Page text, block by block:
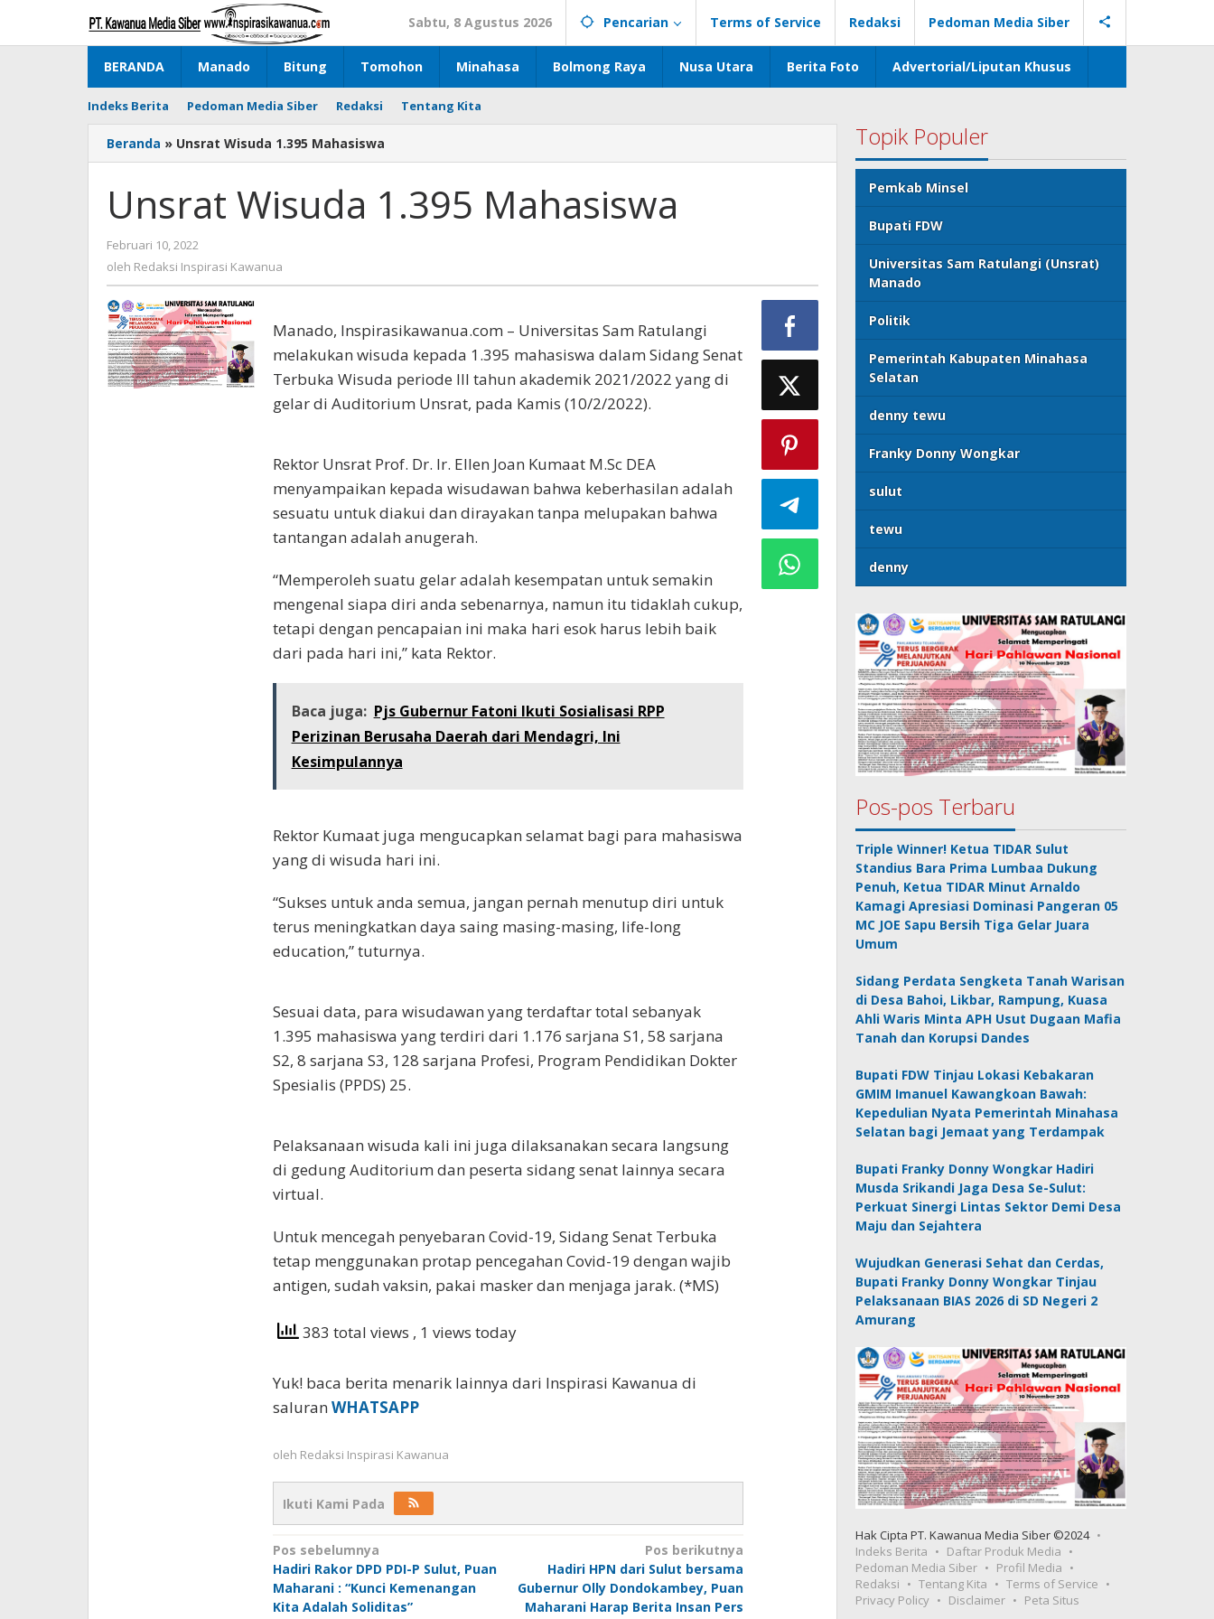
konten
Sabtu, 8 Agustus 2026 Pencarian Terms of Service Redaksi Pedoman Media Siber
BERANDA Manado Bitung Tomohon Minahasa Bolmong Raya Nusa Utara Berita Foto Advertorial/Liputan Khusus
Indeks Berita Pedoman Media Siber Redaksi Tentang Kita
Beranda » Unsrat Wisuda 1.395 Mahasiswa
Unsrat Wisuda 1.395 Mahasiswa
Februari 10, 2022
Redaksi
oleh Redaksi Inspirasi Kawanua
Manado, Inspirasikawanua.com – Universitas Sam Ratulangi
melakukan wisuda kepada 1.395 mahasiswa dalam Sidang Senat
Terbuka Wisuda periode III tahun akademik 2021/2022 yang di
gelar di Auditorium Unsrat, pada Kamis (10/2/2022).
Rektor Unsrat Prof. Dr. Ir. Ellen Joan Kumaat M.Sc DEA
menyampaikan kepada wisudawan bahwa keberhasilan adalah
sesuatu untuk diakui dan dirayakan tanpa melupakan bahwa
tantangan adalah anugerah.
“Memperoleh suatu gelar adalah kesempatan untuk semakin
mengenal siapa diri anda sebenarnya, namun itu tidaklah cukup,
tetapi dengan pencapaian ini maka hari esok harus lebih baik
dari pada hari ini,” kata Rektor.
Baca juga: Pjs Gubernur Fatoni Ikuti Sosialisasi RPP
Perizinan Berusaha Daerah dari Mendagri, Ini
Kesimpulannya
Rektor Kumaat juga mengucapkan selamat bagi para mahasiswa
yang di wisuda hari ini.
“Sukses untuk anda semua, jangan pernah menutup diri untuk
terus meningkatkan daya saing masing-masing, life-long
education,” tuturnya.
Sesuai data, para wisudawan yang terdaftar total sebanyak
1.395 mahasiswa yang terdiri dari 1.176 sarjana S1, 58 sarjana
S2, 8 sarjana S3, 128 sarjana Profesi, Program Pendidikan Dokter
Spesialis (PPDS) 25.
Pelaksanaan wisuda kali ini juga dilaksanakan secara langsung
di gedung Auditorium dan peserta sidang senat lainnya secara
virtual.
Untuk mencegah penyebaran Covid-19, Sidang Senat Terbuka
tetap menggunakan protap pencegahan Covid-19 dengan wajib
antigen, sudah vaksin, pakai masker dan menjaga jarak. (*MS)
383 total views , 1 views today
Yuk! baca berita menarik lainnya dari Inspirasi Kawanua di
saluran WHATSAPP
oleh Redaksi Inspirasi Kawanua
Ikuti Kami Pada
Navigasi
pos
Pos sebelumnya
Hadiri Rakor DPD PDI-P Sulut, Puan
Maharani : “Kunci Kemenangan
Kita Adalah Soliditas”
Pos berikutnya
Hadiri HPN dari Sulut bersama
Gubernur Olly Dondokambey, Puan
Maharani Harap Berita Insan Pers
Topik Populer
Pemkab Minsel
Bupati FDW
Universitas Sam Ratulangi (Unsrat)
Manado
Politik
Pemerintah Kabupaten Minahasa
Selatan
denny tewu
Franky Donny Wongkar
sulut
tewu
denny
Pos-pos Terbaru
Triple Winner! Ketua TIDAR Sulut
Standius Bara Prima Lumbaa Dukung
Penuh, Ketua TIDAR Minut Arnaldo
Kamagi Apresiasi Dominasi Pangeran 05
MC JOE Sapu Bersih Tiga Gelar Juara
Umum
Sidang Perdata Sengketa Tanah Warisan
di Desa Bahoi, Likbar, Rampung, Kuasa
Ahli Waris Minta APH Usut Dugaan Mafia
Tanah dan Korupsi Dandes
Bupati FDW Tinjau Lokasi Kebakaran
GMIM Imanuel Kawangkoan Bawah:
Kepedulian Nyata Pemerintah Minahasa
Selatan bagi Jemaat yang Terdampak
Bupati Franky Donny Wongkar Hadiri
Musda Srikandi Jaga Desa Se-Sulut:
Perkuat Sinergi Lintas Sektor Demi Desa
Maju dan Sejahtera
Wujudkan Generasi Sehat dan Cerdas,
Bupati Franky Donny Wongkar Tinjau
Pelaksanaan BIAS 2026 di SD Negeri 2
Amurang
Hak Cipta PT. Kawanua Media Siber ©2024
Indeks Berita
Daftar Produk Media
Pedoman Media Siber
Profil Media
Redaksi
Tentang Kita
Terms of Service
Privacy Policy
Disclaimer Peta Situs